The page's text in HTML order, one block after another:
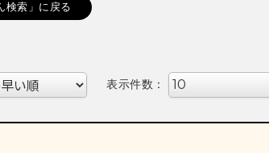
検索」に戻る
表示件数：